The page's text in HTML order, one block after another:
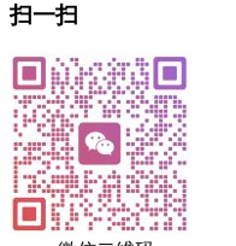
扫一扫